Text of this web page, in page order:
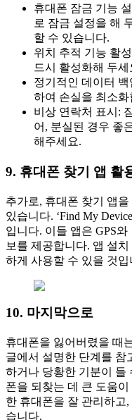
휴대폰 잠금 기능
로 잠금 설정을 해
할 수 있습니다.
위치 추적 기능 활
드시 활성화해 두세
정기적인 데이터
하여 손실을 최소화
비상 연락처 표시:
어, 분실된 경우 좋
해주세요.
9. 휴대폰 찾기 앱 활
추가로, 휴대폰 찾기 앱
있습니다. ‘Find My
입니다. 이들 앱은 GPS
보를 제공합니다. 앱 설
하게 사용할 수 있을 것입
10. 마지막으로
휴대폰을 잃어버렸을 때
글에서 설명한 단계를 참
하거나 당황한 기분이 들
폰을 되찾는 데 큰 도움
한 휴대폰을 잘 관리하고
습니다.